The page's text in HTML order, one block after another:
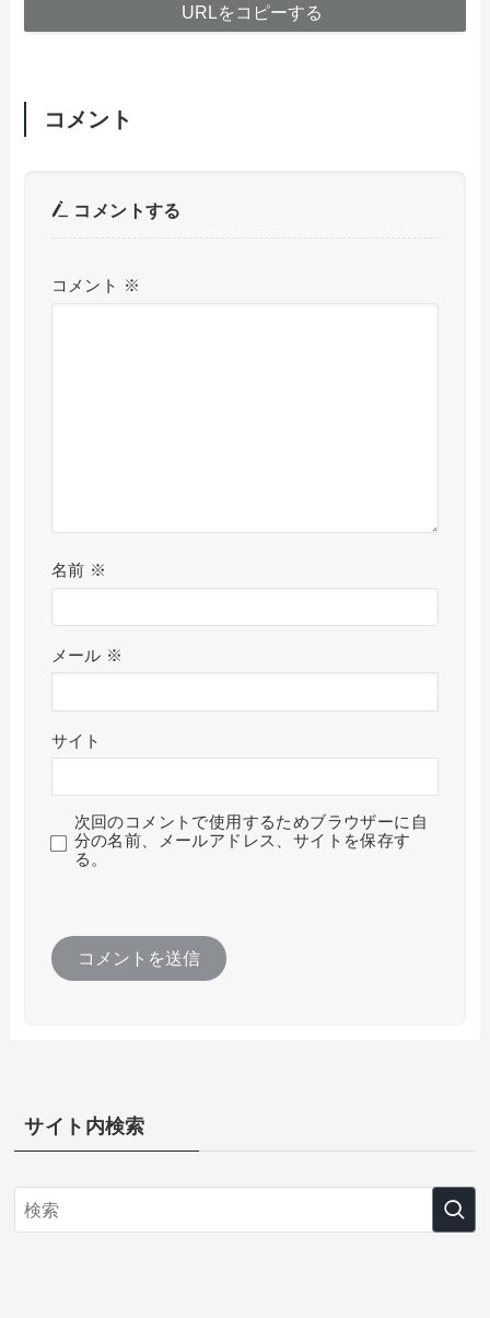
URLをコピーする
コメント
コメントする
コメント ※
名前 ※
メール ※
サイト
次回のコメントで使用するためブラウザーに自
分の名前、メールアドレス、サイトを保存す
る。
サイト内検索